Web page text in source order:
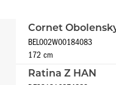
Cornet
BEL002W00184083
172 cm
Ratina Z HAN